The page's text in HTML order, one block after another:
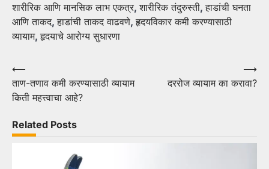
शारीरिक आणि मानसिक लाभ एकत्र,शारीरिक तंदुरुस्ती,हाडांची घनता
आणि ताकद,हाडांची ताकद वाढवणे,हृदयविकार कमी करण्यासाठी
व्यायाम,हृदयाचे आरोग्य सुधारणा
Post
navigation
⟵
ताण-तणाव कमी करण्यासाठी व्यायाम
किती महत्त्वाचा आहे?
दररोज व्यायाम का करावा?
⟶
Related Posts